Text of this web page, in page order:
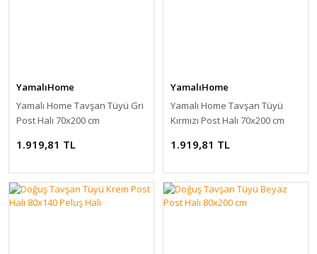
YamalıHome
Yamalı Home Tavşan Tüyü Gri
Post Halı 70x200 cm
1.919,81 TL
YamalıHome
Yamalı Home Tavşan Tüyü
Kırmızı Post Halı 70x200 cm
1.919,81 TL